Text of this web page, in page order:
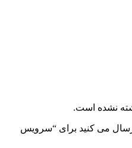
نشده است.
می کنید برای “سرویس